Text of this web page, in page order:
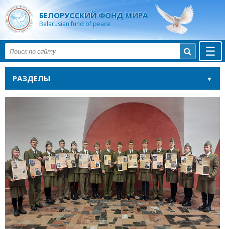
БЕЛОРУССКИЙ ФОНД МИРА
Belarusian fund of peace
☰

РАЗДЕЛЫ